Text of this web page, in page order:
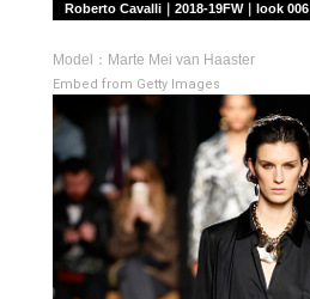
Roberto Cavalli｜2018-19FW｜look 006
Model：Marte Mei van Haaster
Embed from Getty Images